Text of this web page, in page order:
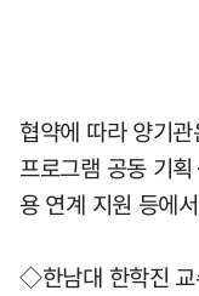
협약에 따라 양기
프로그램 공동 기
용 연계 지원 등에
◇한남대 한학진